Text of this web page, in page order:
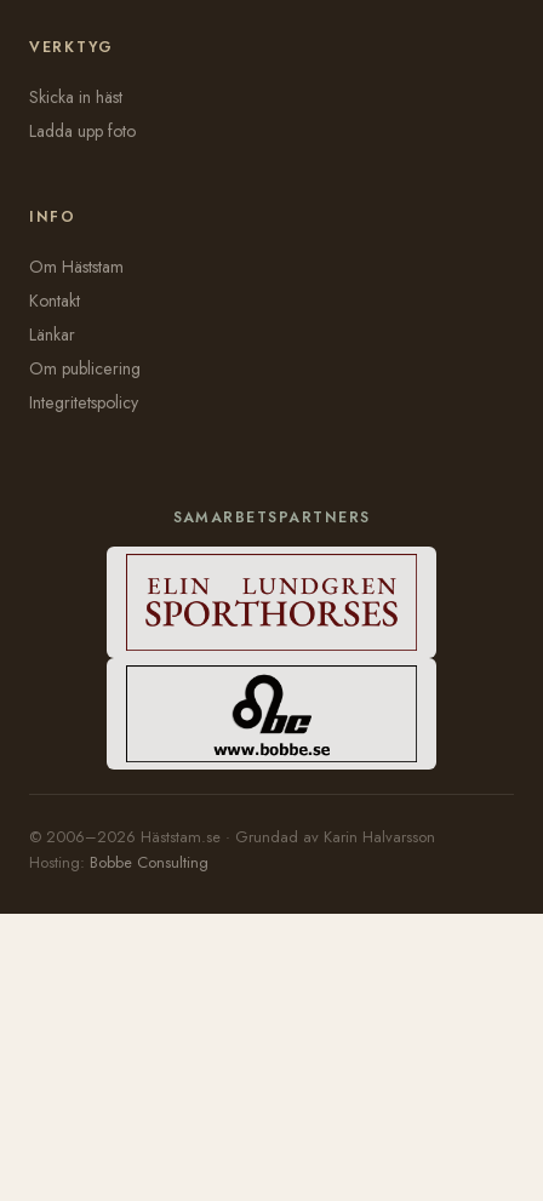
VERKTYG
Skicka in häst
Ladda upp foto
INFO
Om Häststam
Kontakt
Länkar
Om publicering
Integritetspolicy
SAMARBETSPARTNERS
© 2006–2026 Häststam.se · Grundad av Karin Halvarsson
Hosting: Bobbe Consulting